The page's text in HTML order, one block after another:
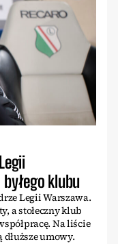
klubu
Legii Warszawa.
a stołeczny klub
Na liście
dłuższe umowy.